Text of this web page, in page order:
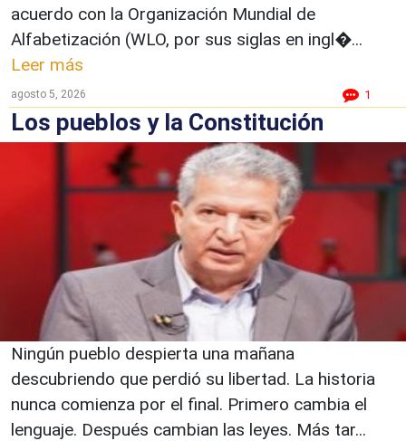
acuerdo con la Organización Mundial de
Alfabetización (WLO, por sus siglas en ingl�...
Leer más
agosto 5, 2026 1
Los pueblos y la Constitución
Ningún pueblo despierta una mañana
descubriendo que perdió su libertad. La historia
nunca comienza por el final. Primero cambia el
lenguaje. Después cambian las leyes. Más tar...